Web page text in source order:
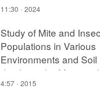
11:30 · 2024
Study of Mite and
Populations in Various
Environments and Soil
depths in the
of Benitatchell 2
4:57 · 2015